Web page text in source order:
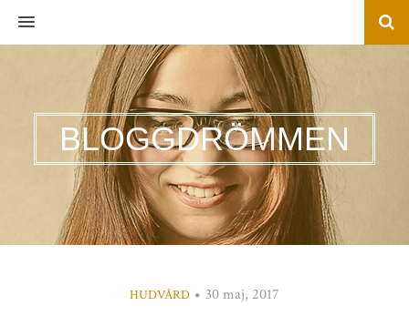
MENU
BLOGGDRÖMMEN
HUDVÅRD 30 maj, 2017